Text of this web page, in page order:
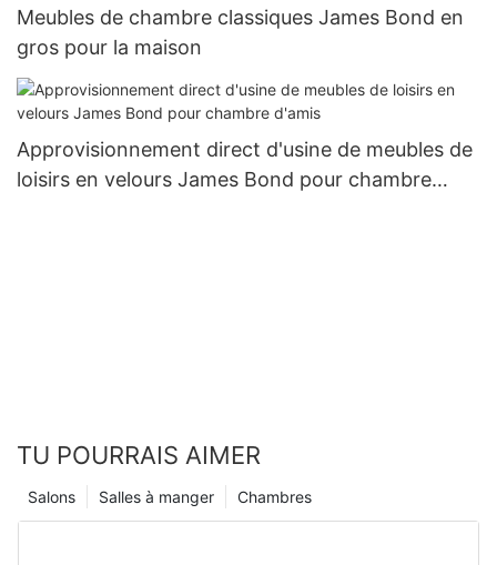
Meubles de chambre classiques James Bond en
gros pour la maison
Approvisionnement direct d'usine de meubles de
loisirs en velours James Bond pour chambre
TU POURRAIS AIMER
Chambres
Salles à manger
Salons